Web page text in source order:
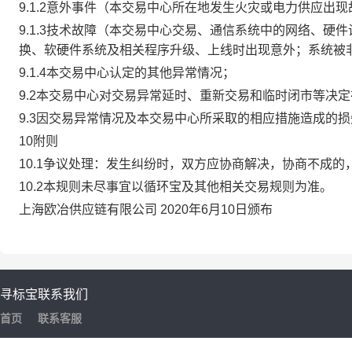
9.1.2意外事件（本交易中心所在地发生火灾或电力供应出
9.1.3技术故障（本交易中心交易、通信系统中的网络、硬
换、软硬件系统及相关程序升级、上线时出现意外；系统
9.1.4本交易中心认定的其他异常情况；
9.2本交易中心对交易异常延时、重新交易和临时闭市等决
9.3因交易异常情况及本交易中心所采取的相应措施造成的
10附则
10.1争议处理：发生纠纷时，双方应协商解决，协商不成
10.2本规则未尽事宜以循环宝及其他相关交易规则为准。
上海欧冶供应链有限公司 2020年6月10日颁布
寻标宝
首页
联系我们
联系客服